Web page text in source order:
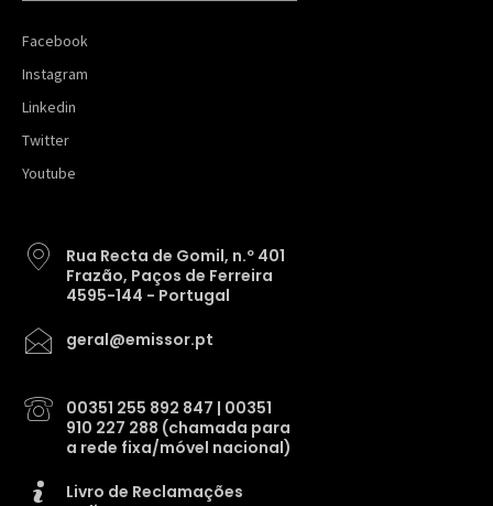
Facebook
Instagram
Linkedin
Twitter
Youtube
Rua Recta de Gomil, n.º 401
Frazão, Paços de Ferreira
4595-144 - Portugal
geral@emissor.pt
00351 255 892 847 | 00351
910 227 288 (chamada para
a rede fixa/móvel nacional)
Livro de Reclamações